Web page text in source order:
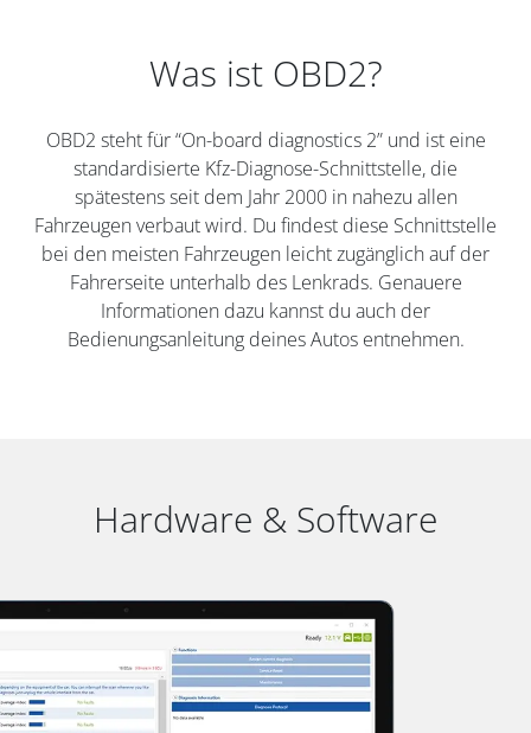
Was ist OBD2?
OBD2 steht für “On-board diagnostics 2” und ist eine
standardisierte Kfz-Diagnose-Schnittstelle, die
spätestens seit dem Jahr 2000 in nahezu allen
Fahrzeugen verbaut wird. Du findest diese Schnittstelle
bei den meisten Fahrzeugen leicht zugänglich auf der
Fahrerseite unterhalb des Lenkrads. Genauere
Informationen dazu kannst du auch der
Bedienungsanleitung deines Autos entnehmen.
Hardware & Software